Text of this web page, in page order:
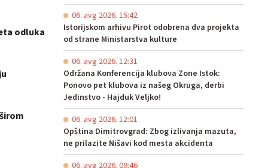
odluka
06. avg 2026. 15:42
Istorijskom arhivu Pirot odobrena dva projekta
od strane Ministarstva kulture
06. avg 2026. 12:31
Održana Konferencija klubova Zone Istok:
Ponovo pet klubova iz našeg Okruga, derbi
Jedinstvo - Hajduk Veljko!
06. avg 2026. 12:01
Opština Dimitrovgrad: Zbog izlivanja mazuta,
ne prilazite Nišavi kod mesta akcidenta
06. avg 2026. 09:46